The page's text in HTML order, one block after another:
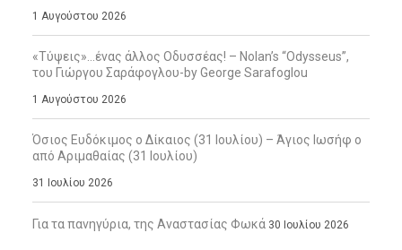
1 Αυγούστου 2026
«Τύψεις»…ένας άλλος Οδυσσέας! – Nolan’s “Odysseus”,
του Γιώργου Σαράφογλου-by George Sarafoglou
1 Αυγούστου 2026
Όσιος Ευδόκιμος ο Δίκαιος (31 Ιουλίου) – Άγιος Ιωσήφ ο
από Αριμαθαίας (31 Ιουλίου)
31 Ιουλίου 2026
Για τα πανηγύρια, της Αναστασίας Φωκά 30 Ιουλίου 2026